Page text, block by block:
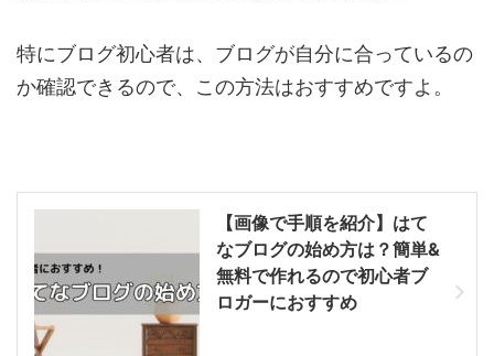
特にブログ初心者は、ブログが自分に合っているの
か確認できるので、この方法はおすすめですよ。
【画像で手順を紹介】はて
なブログの始め方は？簡単&
無料で作れるので初心者ブ
ロガーにおすすめ